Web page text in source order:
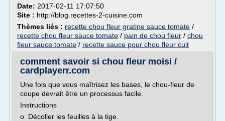
Date: 2017-02-11 17:07:50
Site : http://blog.recettes-2-cuisine.com
Thèmes liés : recette chou fleur gratine sauce tomate /
recette chou fleur sauce tomate / pain de chou fleur / chou
fleur sauce tomate / recette sauce pour chou fleur cuit
comment savoir si chou fleur moisi /
cardplayerr.com
Une fois que vous maîtrisez les bases, le chou-fleur de
coupe devrait être un processus facile.
Instructions
o Décoller les feuilles à la tige.